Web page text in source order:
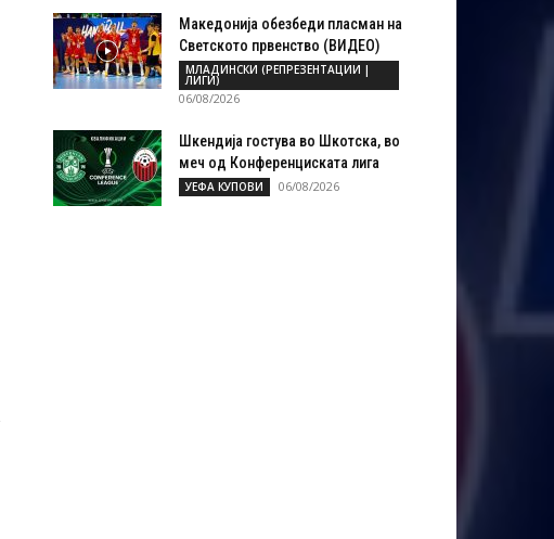
Македонија обезбеди пласман на
Светското првенство (ВИДЕО)
МЛАДИНСКИ (РЕПРЕЗЕНТАЦИИ |
ЛИГИ)
06/08/2026
Шкендија гостува во Шкотска, во
меч од Конференциската лига
УЕФА КУПОВИ 06/08/2026